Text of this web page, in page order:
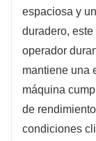
espaciosa y
duradero,
operador
mantiene una
máquina
de
condiciones